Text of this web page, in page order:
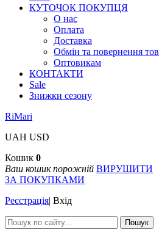
КУТОЧОК ПОКУПЦЯ
О нас
Оплата
Доставка
Обмін та повернення
Оптовикам
КОНТАКТИ
Sale
Знижки сезону
RiMari
UAH USD
Кошик 0
Ваш кошик порожній ВИРУШИТИ
ЗА ПОКУПКАМИ
Реєстрація| Вхід
Пошук